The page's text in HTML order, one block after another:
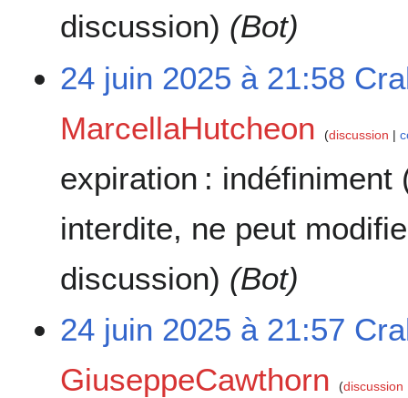
discussion) (Bot)
24 juin 2025 à 21:58
MarcellaHutcheon
discussion
expiration : indéfiniment
interdite, ne peut
discussion) (Bot)
24 juin 2025 à 21:57
GiuseppeCawthorn
discussion